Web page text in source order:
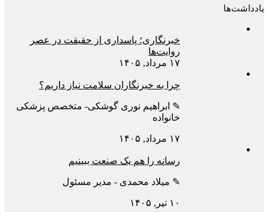
یادداشت‌ها
خبرنگاری؛ پاسداری از حقیقت در عصر
روایت‌ها
۱۷ مرداد, ۱۴۰۵
چرا به خبرنگاران سلامت نیاز داریم؟
✎ ابراهیم نوری گوشکی- متخصص پزشکی
خانواده
۱۷ مرداد, ۱۴۰۵
رسانه را هم یک صنعت ببینیم
✎ میلاد محمدی - مدیر مسئول
۱۰ تیر, ۱۴۰۵